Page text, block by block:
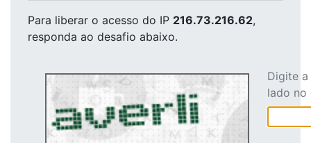
Para liberar o acesso do IP 216.73.216.62,
responda ao desafio abaixo.
Digite
lado no